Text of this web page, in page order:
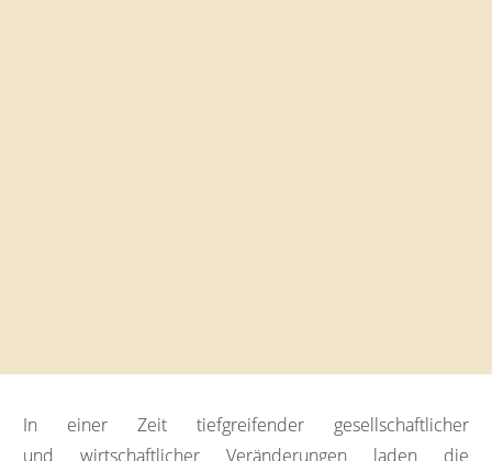
In einer Zeit tiefgreifender gesellschaftlicher
und wirtschaftlicher Veränderungen laden die